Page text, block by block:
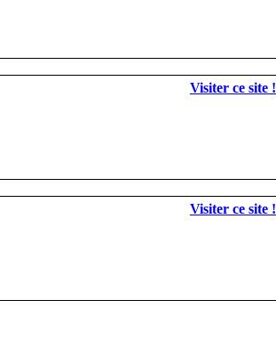
Visiter ce site !
Visiter ce site !